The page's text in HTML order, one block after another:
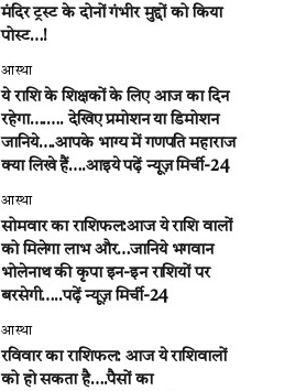
मंदिर ट्रस्ट के दोनों गंभीर मुद्दों को किया
पोस्ट…!
आस्था
ये राशि के शिक्षकों के लिए आज का दिन
रहेगा….…. देखिए प्रमोशन या डिमोशन
जानिये….आपके भाग्य में गणपति महाराज
क्या लिखे हैं….आइये पढ़ें न्यूज़ मिर्ची-24
आस्था
सोमवार का राशिफल:आज ये राशि वालों
को मिलेगा लाभ और…जानिये भगवान
भोलेनाथ की कृपा इन-इन राशियों पर
बरसेगी…..पढ़ें न्यूज़ मिर्ची-24
आस्था
रविवार का राशिफल: आज ये राशिवालों
को हो सकता है….पैसों का